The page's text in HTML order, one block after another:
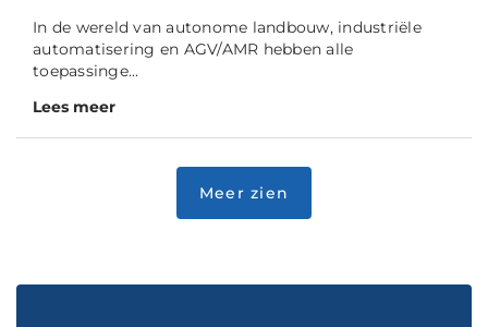
In de wereld van autonome landbouw, industriële
automatisering en AGV/AMR hebben alle
toepassinge...
Lees meer